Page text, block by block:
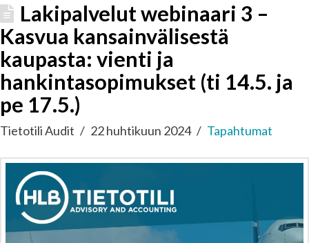
Lakipalvelut webinaari 3 –
Kasvua kansainvälisestä
kaupasta: vienti ja
hankintasopimukset (ti 14.5. ja
pe 17.5.)
Tietotili Audit 22 huhtikuun 2024 Tapahtumat